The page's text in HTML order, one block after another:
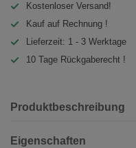
Kostenloser Versand!
Kauf auf Rechnung !
Lieferzeit: 1 - 3 Werktage
10 Tage Rückgaberecht !
Produktbeschreibung
Eigenschaften